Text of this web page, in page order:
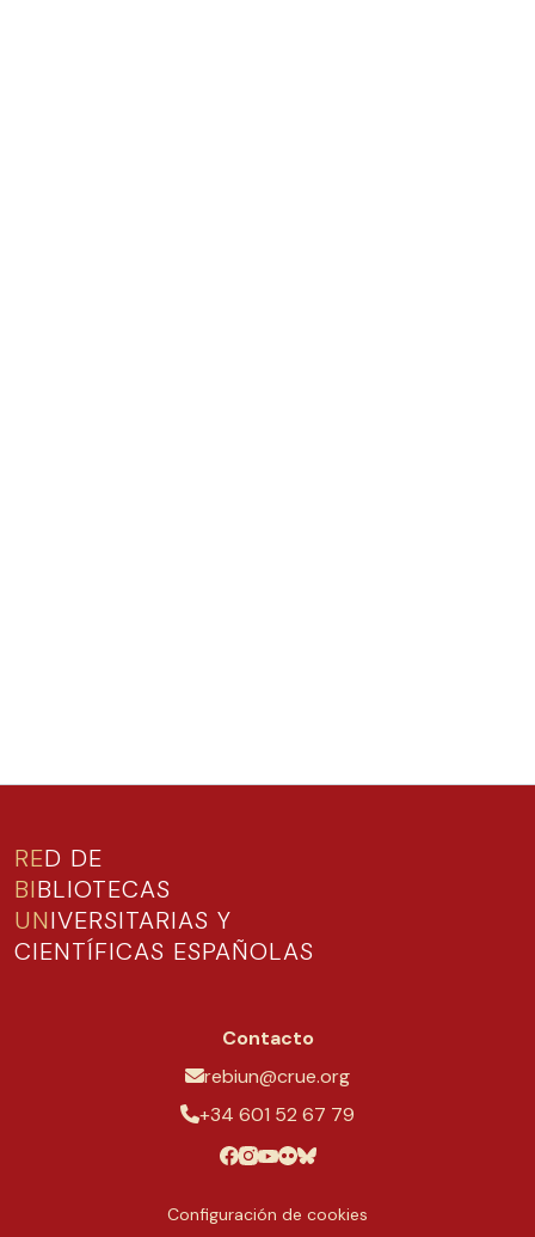
RED DE
BIBLIOTECAS
UNIVERSITARIAS Y
CIENTÍFICAS ESPAÑOLAS
Contacto
rebiun@crue.org
+34 601 52 67 79
Configuración de cookies